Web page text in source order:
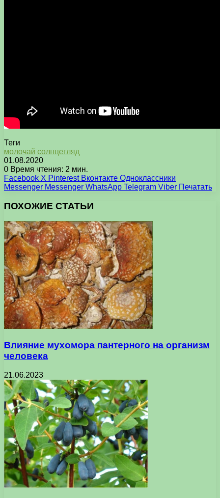
Теги
молочай солнцегляд
01.08.2020
0 Время чтения: 2 мин.
Facebook X Pinterest Вконтакте Одноклассники
Messenger Messenger WhatsApp Telegram Viber Печатать
ПОХОЖИЕ СТАТЬИ
Влияние мухомора пантерного на организм
человека
21.06.2023